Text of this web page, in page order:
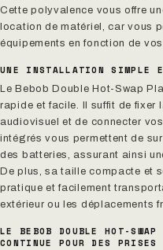
Cette polyvalence vous offre
location de matériel, car vous
équipements en fonction de
UNE INSTALLATION SIMPLE
Le Bebob Double Hot-Swap
rapide et facile. Il suffit de fixer
audiovisuel et de connecter
intégrés vous permettent de
des batteries, assurant ainsi
De plus, sa taille compacte et
pratique et facilement
extérieur ou les déplacements
LE BEBOB DOUBLE HOT-
CONTINUE POUR DES